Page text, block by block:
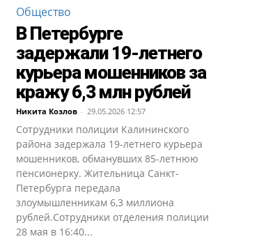
Общество
В Петербурге
задержали 19-летнего
курьера мошенников за
кражу 6,3 млн рублей
Никита Козлов - 29.05.2026 12:57
Сотрудники полиции Калининского
района задержала 19-летнего курьера
мошенников, обманувших 85-летнюю
пенсионерку. Жительница Санкт-
Петербурга передала
злоумышленникам 6,3 миллиона
рублей.Сотрудники отделения полиции
28 мая в 16:40...